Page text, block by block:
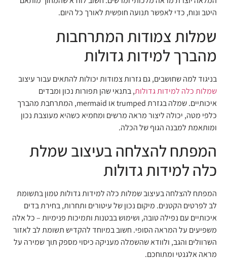
היטב ונוח, כדי לאפשר תנועה חופשית לאורך כל היום.
שמלות צמודות המתרחבות
מהברך למידות גדולות
בניגוד למה שחושבים, גם גזרות צמודות יכולות להתאים עבור עיצוב
שמלות כלה למידות גדולות, בתנאי שהן תפורות נכון ומבדים
איכותיים. שמלה בגזרת trumped או mermaid, המתרחבת מהברך
כלפי מטה, יכולה ליצור מראה מרשים ומחמיא כשהיא מעוצבת נכון
ומותאמת למבנה הגוף של הכלה.
המפתח להצלחה בעיצוב שמלת
כלה למידות גדולות
המפתח להצלחה בעיצוב שמלות כלה למידות גדולות טמון בתשומת
לב לפרטים הקטנים. מיקום נכון של עיטורים ותחרות, בחירת בדים
איכותיים עם נפילה טובה, ושימוש בבטנות ותמיכות פנימיות – כל אלה
משפיעים על המראה הסופי. חשוב במיוחד להקדיש תשומת לב לאזור
השרוולים והגב, ולוודא שהשמלה מעניקה כיסוי מספק תוך שמירה על
מראה אלגנטי ומתוחכם.